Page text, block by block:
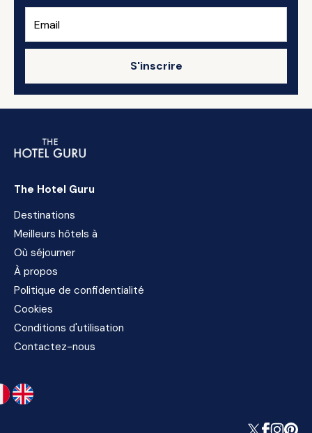
S'inscrire
The Hotel Guru
Destinations
Meilleurs hôtels à
Où séjourner
À propos
Politique de confidentialité
Cookies
Conditions d'utilisation
Contactez-nous